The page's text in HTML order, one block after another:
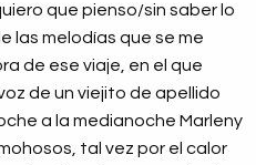
que pienso/sin saber lo
las melodías que se me
de ese viaje, en el que
de un viejito de apellido
a la medianoche Marleny
tal vez por el calor